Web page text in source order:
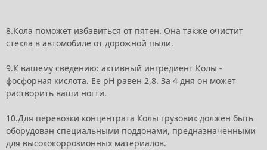
8.Кола поможет избавиться от пятен. Она также очистит
стекла в автомобиле от дорожной пыли.
9.К вашему сведению: активный ингредиент Колы -
фосфорная кислота. Ее рН равен 2,8. За 4 дня он может
растворить ваши ногти.
10.Для перевозки концентрата Колы грузовик должен быть
оборудован специальными поддонами, предназначенными
для высококоррозионных материалов.